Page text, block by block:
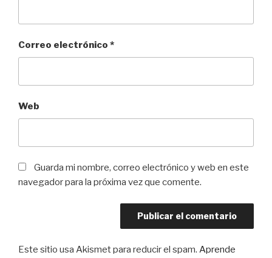
Correo electrónico *
Web
Guarda mi nombre, correo electrónico y web en este
navegador para la próxima vez que comente.
Este sitio usa Akismet para reducir el spam. Aprende